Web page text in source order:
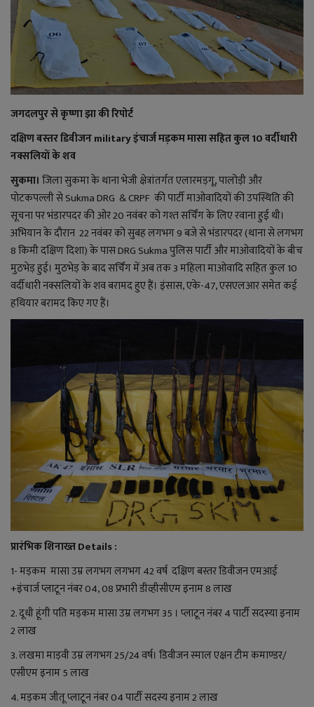
राजनीति
बिजनेस
ज्ञान विज्ञान
करिअर
वाद विवाद
संपादकीय
धर्म
लाइफ स्टाइल
सोशल मीडिया
Gallery
जगदलपुर से कृष्णा झा की रिपोर्ट
दक्षिण बस्तर डिवीजन military इंचार्ज मड़कम मासा सहित कुल 10 वर्दीधारी
नक्सलियों के शव
सुकमा। जिला सुकमा के थाना भेजी क्षेत्रांतर्गत एलारमड़गू, पालोड़ी और
पोटकपल्ली से Sukma DRG & CRPF की पार्टी माओवादियों की उपस्थिति की
सूचना पर भंडारपदर की ओर 20 नवंबर को गश्त सर्चिंग के लिए रवाना हुई थी।
अभियान के दौरान 22 नवंबर को सुबह लगभग 9 बजे से भंडारपदर (थाना से लगभग
8 किमी दक्षिण दिशा) के पास DRG Sukma पुलिस पार्टी और माओवादियों के बीच
मुठभेड़ हुई। मुठभेड़ के बाद सर्चिंग में अब तक 3 महिला माओवादि सहित कुल 10
वर्दीधारी नक्सलियों के शव बरामद हुए हैं। इंसास, एके-47, एसएलआर समेत कई
हथियार बरामद किए गए हैं।
प्रारंभिक शिनाख्त Details :
1- मड़कम मासा उम्र लगभग लगभग 42 वर्ष दक्षिण बस्तर डिवीजन एमआई
+इंचार्ज प्लाटून नंबर 04, 08 प्रभारी डीव्हीसीएम इनाम 8 लाख
2. दूधी हूंगी पति मड़कम मासा उम्र लगभग 35 । प्लाटून नंबर 4 पार्टी सदस्या इनाम
2 लाख
3. लखमा माड़वी उम्र लगभग 25/24 वर्ष। डिवीजन स्माल एक्षन टीम कमाण्डर/
एसीएम इनाम 5 लाख
4. मड़कम जीतू प्लाटून नंबर 04 पार्टी सदस्य इनाम 2 लाख